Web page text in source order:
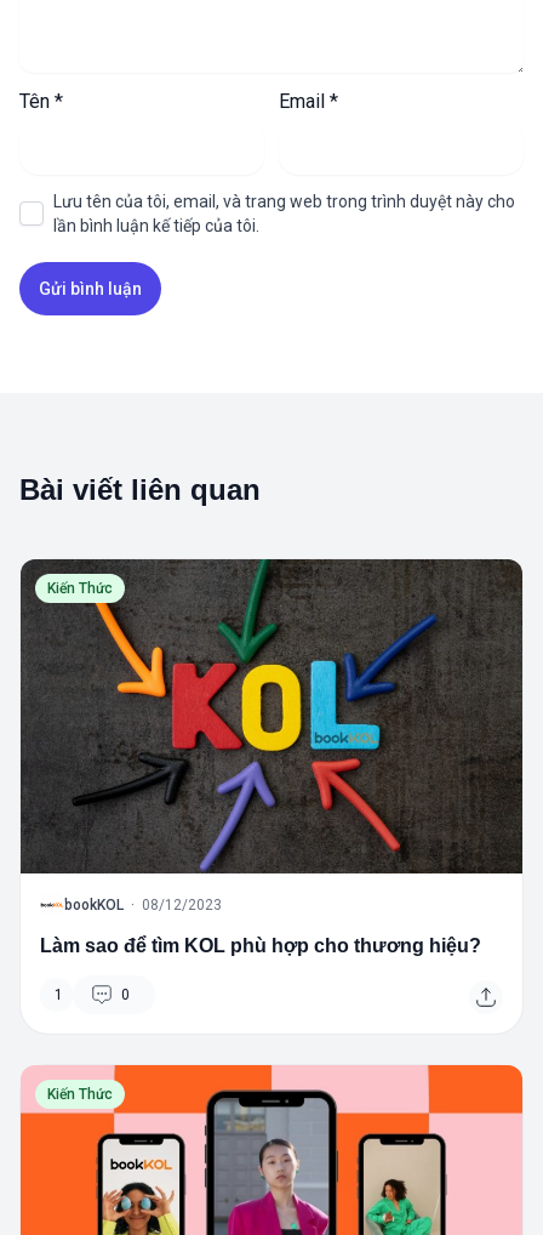
Tên * Email *
Lưu tên của tôi, email, và trang web trong trình duyệt này cho
lần bình luận kế tiếp của tôi.
Bài viết liên quan
Kiến Thức
B bookKOL · 08/12/2023
Làm sao để tìm KOL phù hợp cho thương hiệu?
1 0
Kiến Thức